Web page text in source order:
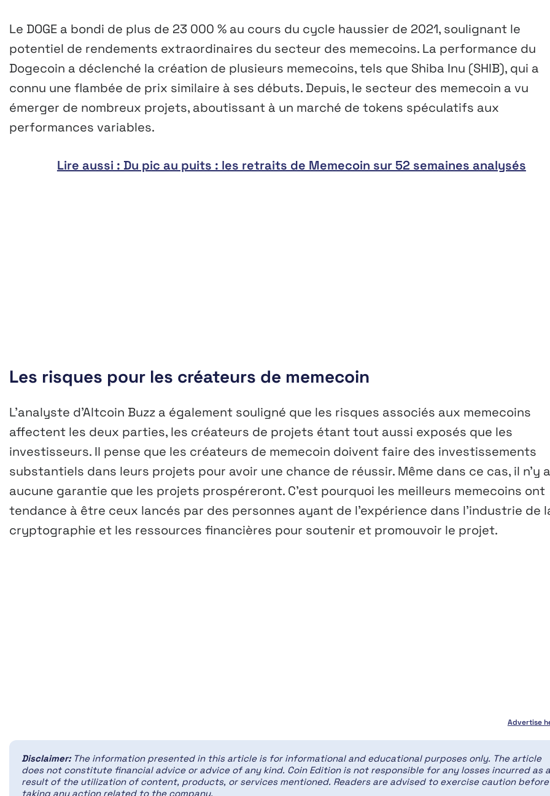
Le DOGE a bondi de plus de 23 000 % au cours du cycle haussier de 2021, soulignant le
potentiel de rendements extraordinaires du secteur des memecoins. La performance du
Dogecoin a déclenché la création de plusieurs memecoins, tels que Shiba Inu (SHIB), qui a
connu une flambée de prix similaire à ses débuts. Depuis, le secteur des memecoin a vu
émerger de nombreux projets, aboutissant à un marché de tokens spéculatifs aux
performances variables.
Lire aussi : Du pic au puits : les retraits de Memecoin sur 52 semaines analysés
Les risques pour les créateurs de memecoin
L’analyste d’Altcoin Buzz a également souligné que les risques associés aux memecoins
affectent les deux parties, les créateurs de projets étant tout aussi exposés que les
investisseurs. Il pense que les créateurs de memecoin doivent faire des investissements
substantiels dans leurs projets pour avoir une chance de réussir. Même dans ce cas, il n’y a
aucune garantie que les projets prospéreront. C’est pourquoi les meilleurs memecoins ont
tendance à être ceux lancés par des personnes ayant de l’expérience dans l’industrie de
cryptographie et les ressources financières pour soutenir et promouvoir le projet.
Advertise
Disclaimer: The information presented in this article is for informational and educational purposes only. The article
does not constitute financial advice or advice of any kind. Coin Edition is not responsible for any losses incurred as a
result of the utilization of content, products, or services mentioned. Readers are advised to exercise caution before
taking any action related to the company.